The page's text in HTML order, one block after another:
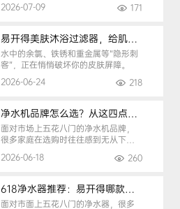
2026-07-09
171
易开得美肤沐浴过滤器，给肌肤纯净呵护
水中的余氯、铁锈和重金属等“隐形刺
客”，正在悄悄破坏你的皮肤屏障。
2026-06-24
218
净水机品牌怎么选？从这四点入手，避开90%的选购陷阱
面对市场上五花八门的净水机品牌，
很多家庭在选购时往往感到无从下
手。
2026-06-18 260
618净水器推荐：易开得哪款最适合你？
面对市面上五花八门的净水器，很多